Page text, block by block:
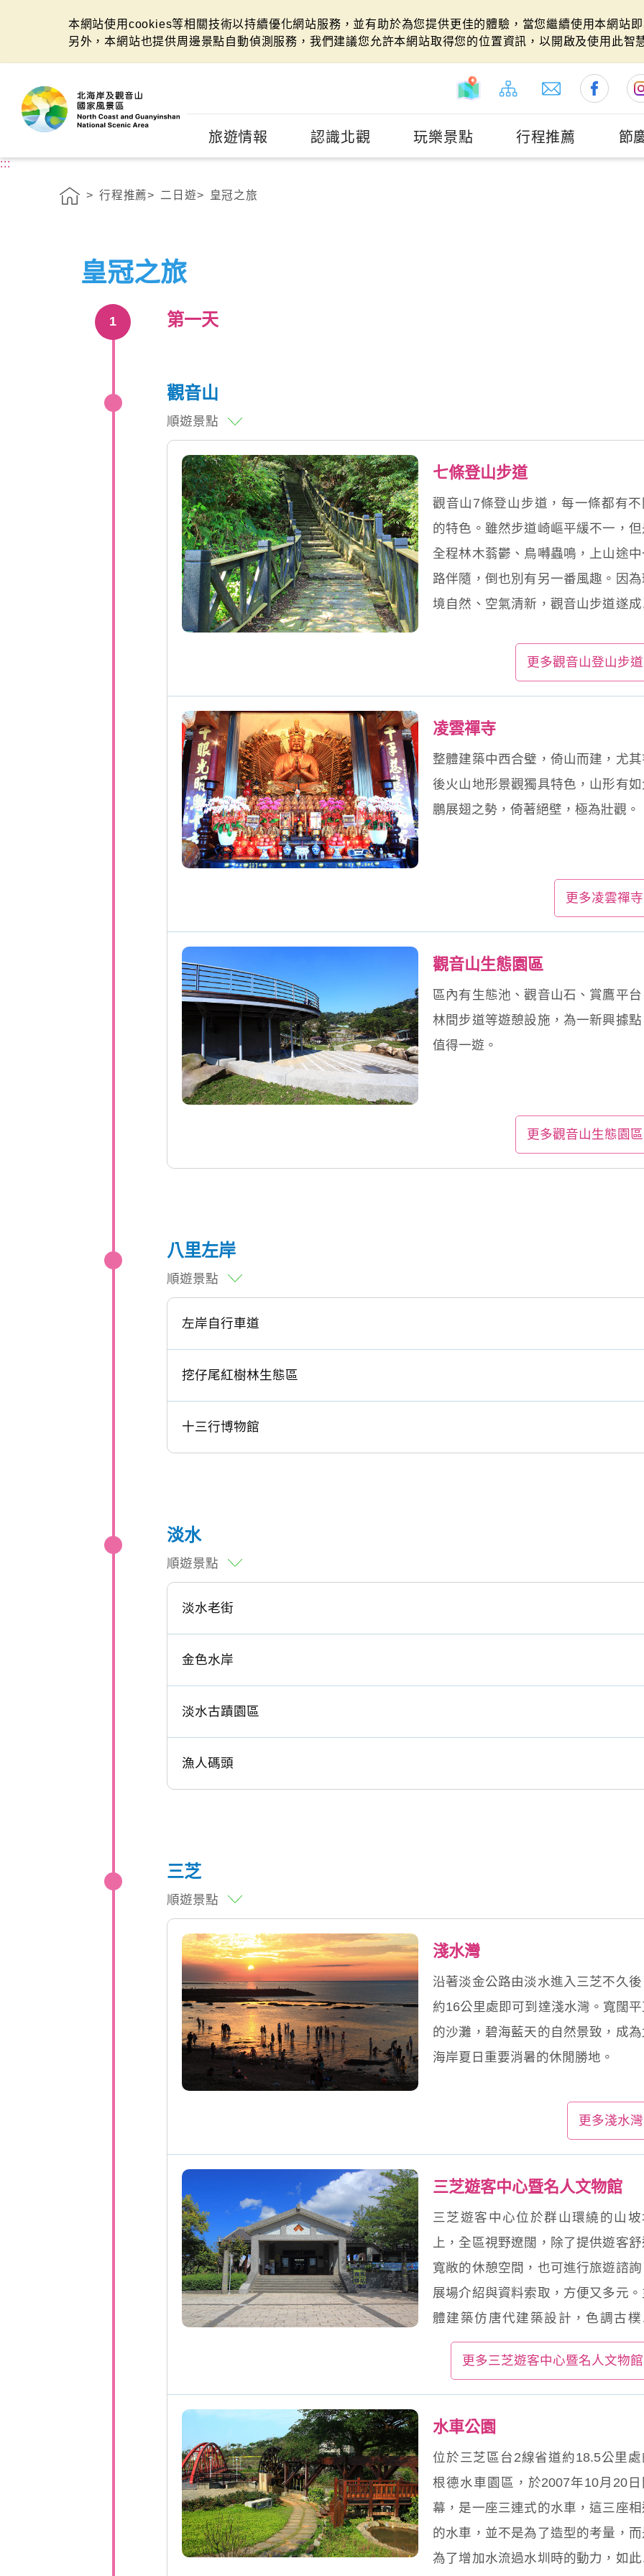
本網站使用cookies等相關技術以持續優化網站服務，並有助於為您提供更佳的體驗，當您繼續使用本網站
另外，本網站也提供周邊景點自動偵測服務，我們建議您允許本網站取得您的位置資訊，以開啟及使用此智
旅遊情報 認識北觀 玩樂景點 行程推薦 節
:::
行程推薦 二日遊 皇冠之旅
皇冠之旅
1 第一天
觀音山
順遊景點
七條登山步道
觀音山7條登山步道，每一條都有不
的特色。雖然步道崎嶇平緩不一，
全程林木蓊鬱、鳥囀蟲鳴，上山途
路伴隨，倒也別有另一番風趣。因
境自然、空氣清新，觀音山步道遂
更多觀音山登山步道
凌雲禪寺
整體建築中西合璧，倚山而建，尤
後火山地形景觀獨具特色，山形有
鵬展翅之勢，倚著絕壁，極為壯觀。
更多凌雲禪寺
觀音山生態園區
區內有生態池、觀音山石、賞鷹平
林間步道等遊憩設施，為一新興據
值得一遊。
更多觀音山生態園區
八里左岸
順遊景點
左岸自行車道
挖仔尾紅樹林生態區
十三行博物館
淡水
順遊景點
淡水老街
金色水岸
淡水古蹟園區
漁人碼頭
三芝
順遊景點
淺水灣
沿著淡金公路由淡水進入三芝不久
約16公里處即可到達淺水灣。寬闊
的沙灘，碧海藍天的自然景致，成
海岸夏日重要消暑的休閒勝地。
更多淺水灣
三芝遊客中心暨名人文物館
三芝遊客中心位於群山環繞的山坡
上，全區視野遼闊，除了提供遊客
寬敞的休憩空間，也可進行旅遊諮
展場介紹與資料索取，方便又多元
體建築仿唐代建築設計，色調古樸
雅，展現十足融合古典與現代的特
更多三芝遊客中心暨名人文物館
水車公園
位於三芝區台2線省道約18.5公里處
根德水車園區，於2007年10月20日
幕，是一座三連式的水車，這三座
的水車，並不是為了造型的考量，
為了增加水流過水圳時的動力，如